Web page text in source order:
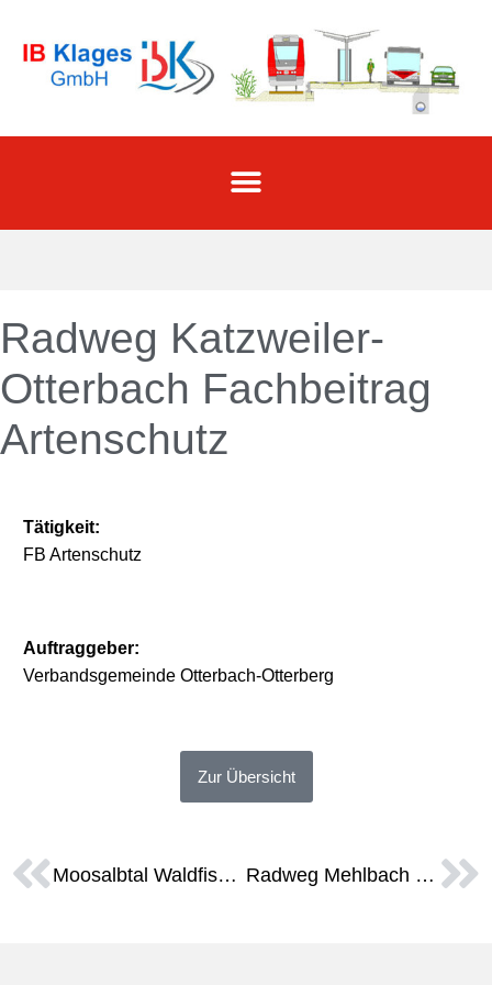
Radweg Katzweiler-
Otterbach Fachbeitrag
Artenschutz
Tätigkeit:
FB Artenschutz
Auftraggeber:
Verbandsgemeinde Otterbach-Otterberg
Zur Übersicht
Moosalbtal Waldfischbach-Burgalben Fachbeitrag Artenschutz Radweg Mehlbach Fachbeitrag Artenschutz